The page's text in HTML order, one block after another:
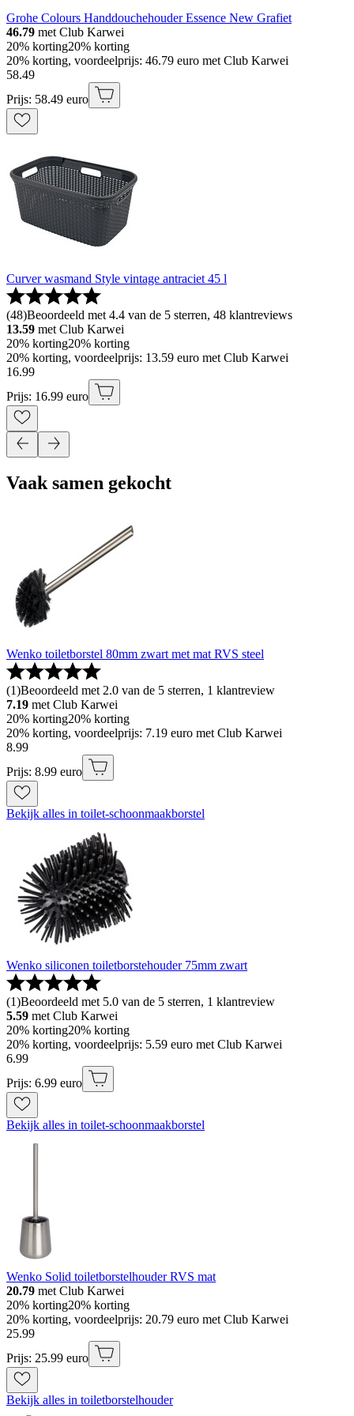
Grohe Colours Handdouchehouder Essence New Grafiet
46.79 met Club Karwei
20% korting20% korting
20% korting, voordeelprijs: 46.79 euro met Club Karwei
58.49
Prijs: 58.49 euro
Curver wasmand Style vintage antraciet 45 l
(48)Beoordeeld met 4.4 van de 5 sterren, 48 klantreviews
13.59 met Club Karwei
20% korting20% korting
20% korting, voordeelprijs: 13.59 euro met Club Karwei
16.99
Prijs: 16.99 euro
Vaak samen gekocht
Wenko toiletborstel 80mm zwart met mat RVS steel
(1)Beoordeeld met 2.0 van de 5 sterren, 1 klantreview
7.19 met Club Karwei
20% korting20% korting
20% korting, voordeelprijs: 7.19 euro met Club Karwei
8.99
Prijs: 8.99 euro
Bekijk alles in toilet-schoonmaakborstel
Wenko siliconen toiletborstehouder 75mm zwart
(1)Beoordeeld met 5.0 van de 5 sterren, 1 klantreview
5.59 met Club Karwei
20% korting20% korting
20% korting, voordeelprijs: 5.59 euro met Club Karwei
6.99
Prijs: 6.99 euro
Bekijk alles in toilet-schoonmaakborstel
Wenko Solid toiletborstelhouder RVS mat
20.79 met Club Karwei
20% korting20% korting
20% korting, voordeelprijs: 20.79 euro met Club Karwei
25.99
Prijs: 25.99 euro
Bekijk alles in toiletborstelhouder